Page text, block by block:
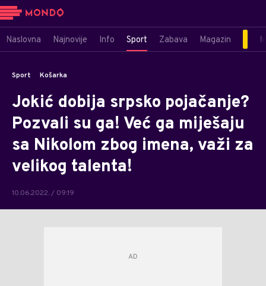
Naslovna Najnovije Info Sport Zabava Magazin
Sport Košarka
Jokić dobija srpsko pojačanje?
Pozvali su ga! Već ga miješaju
sa Nikolom zbog imena, važi za
velikog talenta!
10.06.2022. / 09:19